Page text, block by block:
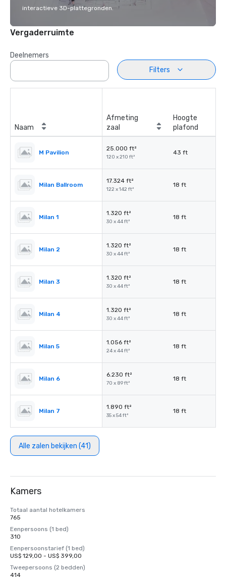
interactieve 3D-plattegronden.
Vergaderruimte
Deelnemers
Filters
Naam
Afmeting
zaal
Hoogte
plafond
M Pavilion
25.000 ft²
120 x 210 ft²
43 ft
Milan Ballroom
17.324 ft²
122 x 142 ft²
18 ft
Milan 1
1.320 ft²
30 x 44 ft²
18 ft
Milan 2
1.320 ft²
30 x 44 ft²
18 ft
Milan 3
1.320 ft²
30 x 44 ft²
18 ft
Milan 4
1.320 ft²
30 x 44 ft²
18 ft
Milan 5
1.056 ft²
24 x 44 ft²
18 ft
Milan 6
6.230 ft²
70 x 89 ft²
18 ft
Milan 7
1.890 ft²
35 x 54 ft²
18 ft
Alle zalen bekijken (41)
Kamers
Totaal aantal hotelkamers
765
Eenpersoons (1 bed)
310
Eenpersoonstarief (1 bed)
US$ 129,00 - US$ 399,00
Tweepersoons (2 bedden)
414